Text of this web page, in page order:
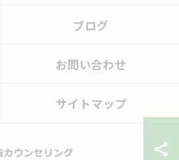
ブログ
お問い合わせ
サイトマップ